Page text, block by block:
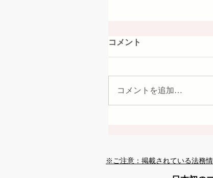
コメント
コメントを追加…
※ご注意：掲載されている法務